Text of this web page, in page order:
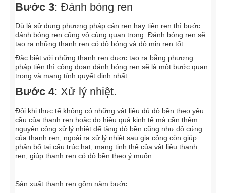
Bước 3: Đánh bóng ren
Dù là sử dụng phương pháp cán ren hay tiện ren thì bước
đánh bóng ren cũng vô cùng quan trọng. Đánh bóng ren sẽ
tạo ra những thanh ren có độ bóng và độ mịn ren tốt.
Đặc biệt với những thanh ren được tạo ra bằng phương
pháp tiện thì công đoạn đánh bóng ren sẽ là một bước quan
trọng và mang tính quyết định nhất.
Bước 4: Xử lý nhiệt.
Đôi khi thực tế không có những vật liệu đủ độ bền theo yêu
cầu của thanh ren hoặc do hiệu quả kinh tế mà cần thêm
nguyên công xử lý nhiệt để tăng độ bền cũng như độ cứng
của thanh ren, ngoài ra xử lý nhiệt sau gia công còn giúp
phân bố tại cấu trúc hạt, mạng tinh thể của vật liệu thanh
ren, giúp thanh ren có độ bền theo ý muốn.
Sản xuất thanh ren gồm năm bước